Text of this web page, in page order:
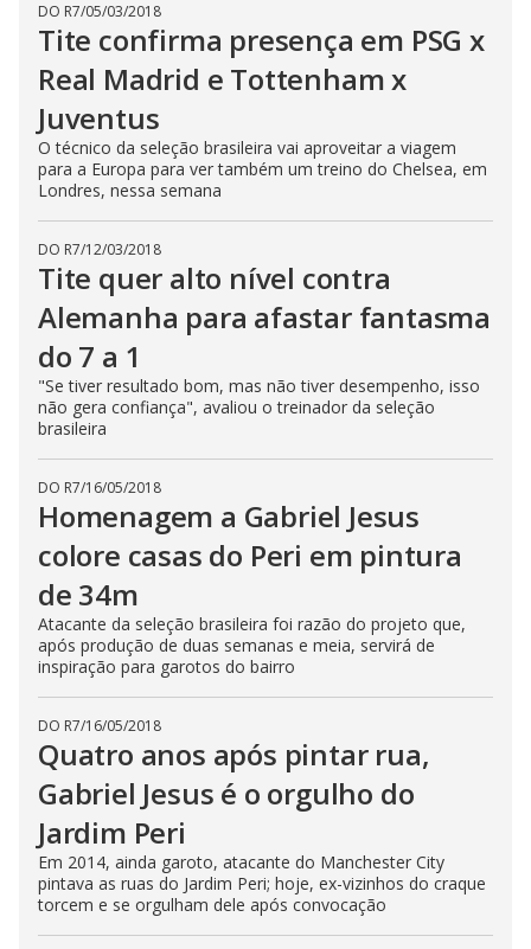
DO R7/05/03/2018
Tite confirma presença em PSG x
Real Madrid e Tottenham x
Juventus
O técnico da seleção brasileira vai aproveitar a viagem
para a Europa para ver também um treino do Chelsea, em
Londres, nessa semana
DO R7/12/03/2018
Tite quer alto nível contra
Alemanha para afastar fantasma
do 7 a 1
"Se tiver resultado bom, mas não tiver desempenho, isso
não gera confiança", avaliou o treinador da seleção
brasileira
DO R7/16/05/2018
Homenagem a Gabriel Jesus
colore casas do Peri em pintura
de 34m
Atacante da seleção brasileira foi razão do projeto que,
após produção de duas semanas e meia, servirá de
inspiração para garotos do bairro
DO R7/16/05/2018
Quatro anos após pintar rua,
Gabriel Jesus é o orgulho do
Jardim Peri
Em 2014, ainda garoto, atacante do Manchester City
pintava as ruas do Jardim Peri; hoje, ex-vizinhos do craque
torcem e se orgulham dele após convocação